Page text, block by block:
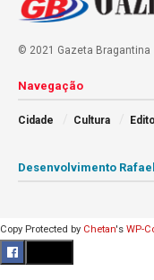
© 2021 Gazeta Bragantina
Navegação
Cidade Cultura
Desenvolvimento
Copy Protected by Chetan's WP-